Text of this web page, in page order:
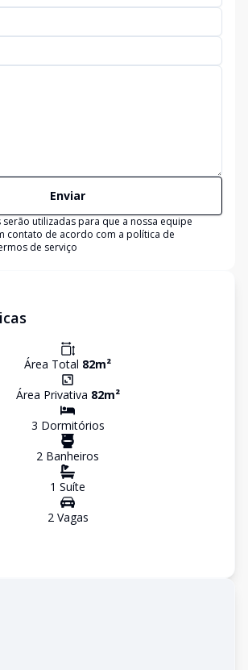
Enviar
utilizadas para que a nossa equipe
contato de acordo com a política de
de serviço
Área Total 82m²
Área Privativa 82m²
3 Dormitórios
2 Banheiros
1 Suíte
2Vagas